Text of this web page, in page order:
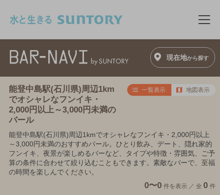
メ
現在地から探す
能登中島駅(石川県)周辺1km
でオシャレなフンイキ・
2,000円以上～3,000円未満の
バール
一覧表示 地図表示
能登中島駅(石川県)周辺1kmでオシャレなフンイキ・2,000円以上
～3,000円未満のおすすめバール。ひとり飲み、デート、隠れ家的
フンイキ、夜景が楽しめるバーなど、タイプや特徴・雰囲気、ご予
算の条件に合わせて絞り込むこともできます。素敵なバーで、至福
の時間を楽しんでください。
0〜0 件を表示 ／ 全 0 件